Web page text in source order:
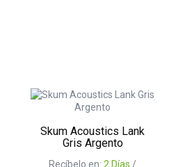
Skum Acoustics Lank
Gris Argento
Recíbelo en: 2 Días /